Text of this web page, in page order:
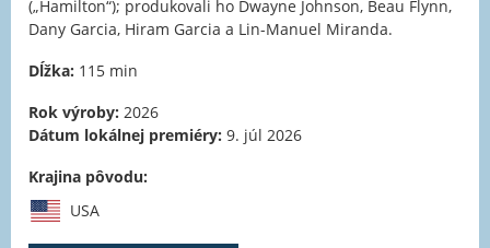
(„Hamilton“); produkovali ho Dwayne Johnson, Beau Flynn,
Dany Garcia, Hiram Garcia a Lin-Manuel Miranda.
Dĺžka: 115 min
Rok výroby: 2026
Dátum lokálnej premiéry: 9. júl 2026
Krajina pôvodu:
USA